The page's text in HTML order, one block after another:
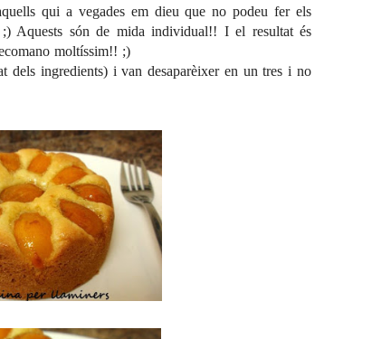
qui a vegades em dieu que no podeu fer els
;) Aquests són de mida individual!! I el resultat és
moltíssim!! ;)
dels ingredients) i van desaparèixer en un tres i no